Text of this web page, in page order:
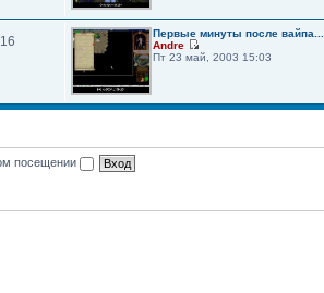
16
Первые минуты после вайпа...
Andre
Пт 23 май, 2003 15:03
посещении